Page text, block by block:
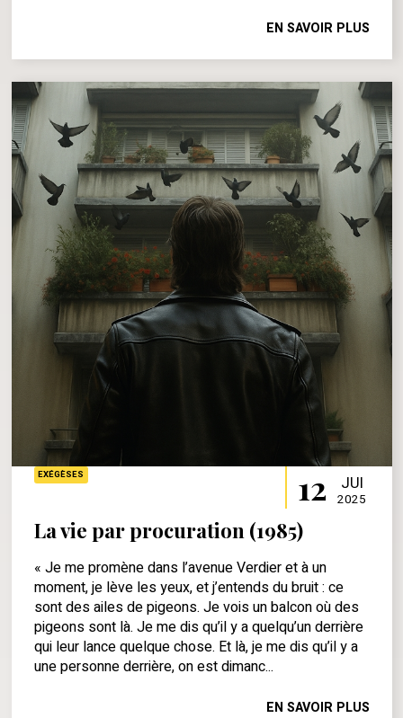
EN SAVOIR PLUS
EXÉGÈSES 12 JUI
2025
La vie par procuration (1985)
« Je me promène dans l’avenue Verdier et à un
moment, je lève les yeux, et j’entends du bruit : ce
sont des ailes de pigeons. Je vois un balcon où des
pigeons sont là. Je me dis qu’il y a quelqu’un derrière
qui leur lance quelque chose. Et là, je me dis qu’il y a
une personne derrière, on est dimanc...
EN SAVOIR PLUS